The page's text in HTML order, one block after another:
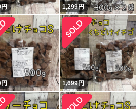
円 1,299円
円 1,699円